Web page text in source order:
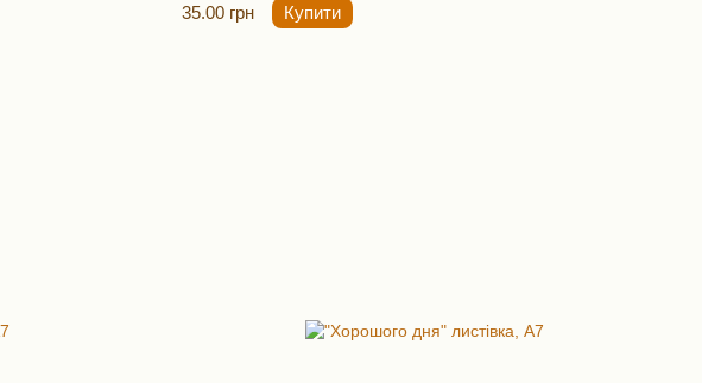
35.00 грн
Купити